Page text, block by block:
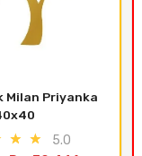
Milan Priyanka
5.0